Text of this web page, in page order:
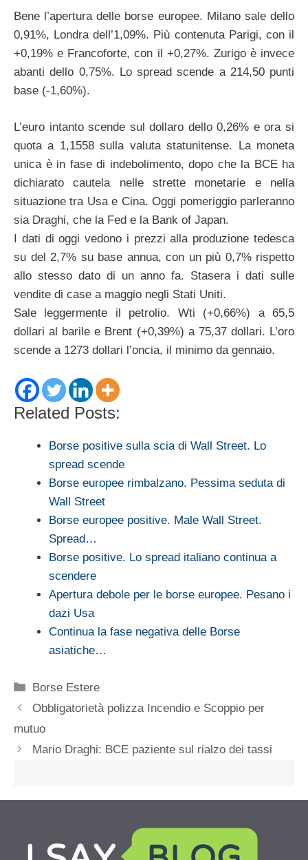
Bene l’apertura delle borse europee. Milano sale dello
0,91%, Londra dell’1,09%. Più contenuta Parigi, con il
+0,19% e Francoforte, con il +0,27%. Zurigo è invece
abanti dello 0,75%. Lo spread scende a 214,50 punti
base (-1,60%).
L’euro intanto scende sul dollaro dello 0,26% e ora si
quota a 1,1558 sulla valuta statunitense. La moneta
unica è in fase di indebolimento, dopo che la BCE ha
dichiarato cautela nelle strette monetarie e nella
situazione tra Usa e Cina. Oggi pomeriggio parleranno
sia Draghi, che la Fed e la Bank of Japan.
I dati di oggi vedono i prezzi alla produzione tedesca
su del 2,7% su base annua, con un più 0,7% rispetto
allo stesso dato di un anno fa. Stasera i dati sulle
vendite di case a maggio negli Stati Uniti.
Sale leggermente il petrolio. Wti (+0,66%) a 65,5
dollari al barile e Brent (+0,39%) a 75,37 dollari. L’oro
scende a 1273 dollari l’oncia, il minimo da gennaio.
Related Posts:
Borse positive sulla scia di Wall Street. Lo
spread scende
Borse europee rimbalzano. Pessima seduta di
Wall Street
Borse europee positive. Male Wall Street.
Spread…
Borse positive. Lo spread italiano continua a
scendere
Apertura debole per le borse europee. Pesano i
dazi Usa
Continua la fase negativa delle Borse
asiatiche…
Categorie
Borse Estere
Obbligatorietà polizza Incendio e Scoppio per
mutuo
Mario Draghi: BCE paziente sul rialzo dei tassi